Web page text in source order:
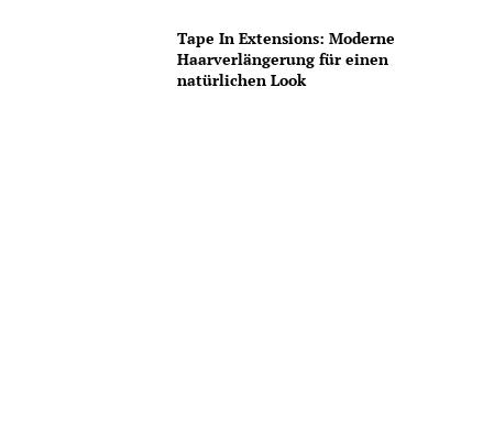
Tape In Extensions: Moderne
Haarverlängerung für einen
natürlichen Look